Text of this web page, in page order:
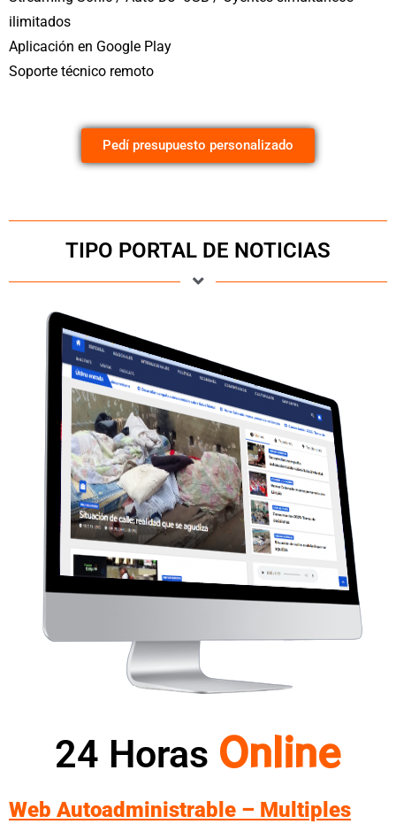
ilimitados
Aplicación en Google Play
Soporte técnico remoto
Pedí presupuesto personalizado
TIPO PORTAL DE NOTICIAS
24 Horas Online
Web Autoadministrable – Multiples